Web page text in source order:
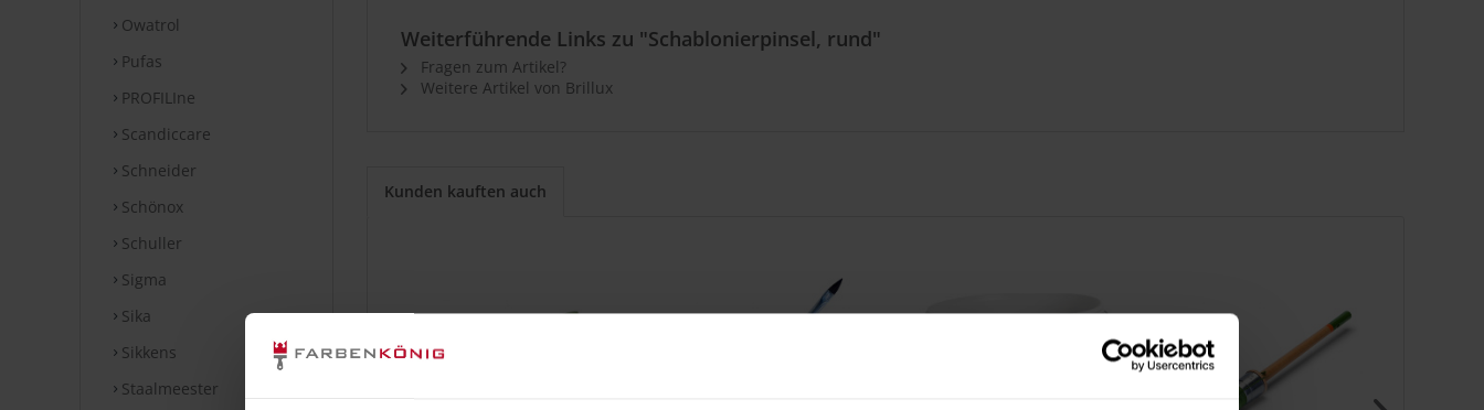
Owatrol
Pufas
PROFILIne
Scandiccare
Schneider
Schönox
Schuller
Sigma
Sika
Sikkens
Staalmeester
Weiterführende Links zu "Schablonierpinsel, rund"
Fragen zum Artikel?
Weitere Artikel von Brillux
Kunden kauften auch